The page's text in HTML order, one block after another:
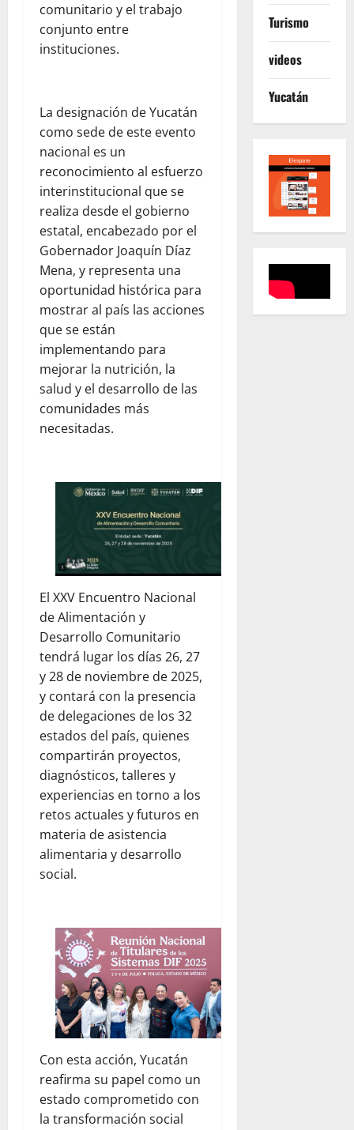
comunitario y el trabajo
conjunto entre
instituciones.
La designación de Yucatán
como sede de este evento
nacional es un
reconocimiento al esfuerzo
interinstitucional que se
realiza desde el gobierno
estatal, encabezado por el
Gobernador Joaquín Díaz
Mena, y representa una
oportunidad histórica para
mostrar al país las acciones
que se están
implementando para
mejorar la nutrición, la
salud y el desarrollo de las
comunidades más
necesitadas.
El XXV Encuentro Nacional
de Alimentación y
Desarrollo Comunitario
tendrá lugar los días 26, 27
y 28 de noviembre de 2025,
y contará con la presencia
de delegaciones de los 32
estados del país, quienes
compartirán proyectos,
diagnósticos, talleres y
experiencias en torno a los
retos actuales y futuros en
materia de asistencia
alimentaria y desarrollo
social.
Con esta acción, Yucatán
reafirma su papel como un
estado comprometido con
la transformación social
Turismo
videos
Yucatán